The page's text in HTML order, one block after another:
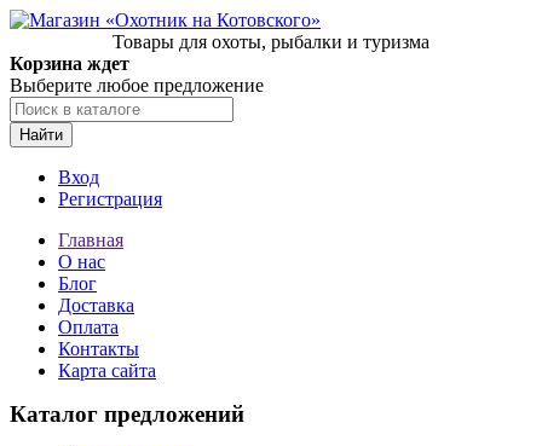
Товары для охоты, рыбалки и туризма
Корзина ждет
Выберите любое предложение
Найти
Вход
Регистрация
Главная
О нас
Блог
Доставка
Оплата
Контакты
Карта сайта
Каталог предложений